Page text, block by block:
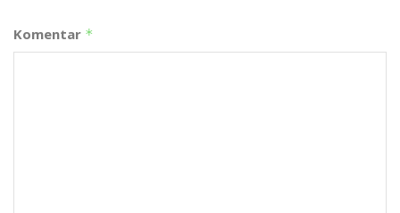
Komentar *